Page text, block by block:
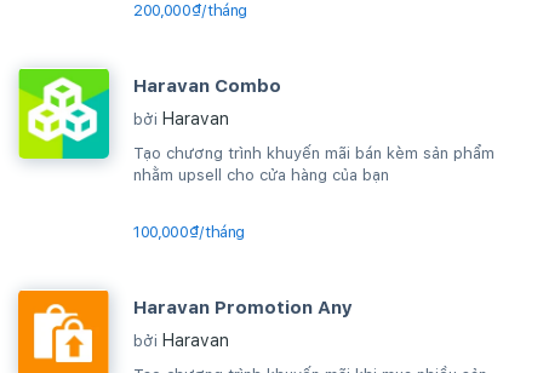
200,000₫/tháng
Haravan Combo
bởi Haravan
Tạo chương trình khuyến mãi bán kèm sản phẩm
nhằm upsell cho cửa hàng của bạn
100,000₫/tháng
Haravan Promotion Any
bởi Haravan